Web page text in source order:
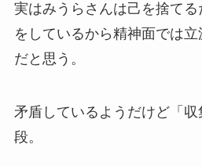
実はみうらさんは己を捨てる
をしているから精神面では
だと思う。
矛盾しているようだけど「
段。